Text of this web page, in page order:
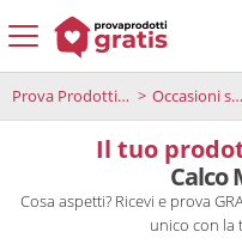
Prova Prodotti Gratis Occasioni speciali
Il tuo
Calco
Cosa aspetti? Ricevi e prova
unico con la